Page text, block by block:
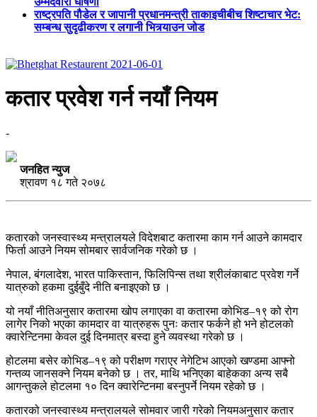
राष्ट्रपति पौडेल र जापानी प्रधानमन्त्री ताकाइचीबीच शिष्टाचार भेट:
सम्बन्ध सुदृढीकरण र लगानी भित्र्याउन जोड
कतार प्रवेश गर्न नयाँ नियम
-
जनहित न्युज
श्रावण १८ गते २०७८
कतारको जनस्वास्थ्य मन्त्रालयले विदेशबाट कतारमा काम गर्न आउने कामदार
फिर्ता आउने नियम सोमबार सार्वजनिक गरेको छ ।
नेपाल, बंगलादेश, भारत पाकिस्तान, फिलिपिन्स तथा श्रीलंकाबाट प्रवेश गर्ने
यात्रुको हकमा दुईबुँदे नीति बनाइएको छ ।
यो नयाँ नीतिअनुसार कतारमा खोप लगाएका वा कतारमा कोभिड–१९ को रोग
लागेर निको भएका कामदार वा यात्रुहरू पुनः कतार फर्कने हो भने होटलको
क्वारेन्टिनमा केवल दुई दिनमात्र बस्दा हुने व्यवस्था गरेको छ ।
होटलमा बसेर कोभिड–१९ को परीक्षण गराएर नेगेटिभ आएको खण्डमा आफ्नो
गन्तव्य जानसक्ने नियम बनेको छ । तर, माथि भनिएका बाहेकका अन्य सबै
आगन्तुकले होटलमा १० दिन क्वारेन्टिनमा बस्नुपर्ने नियम रहेको छ ।
कतारको जनस्वास्थ्य मन्त्रालयले सोमवार जारी गरेको नियमअनुसार कतार